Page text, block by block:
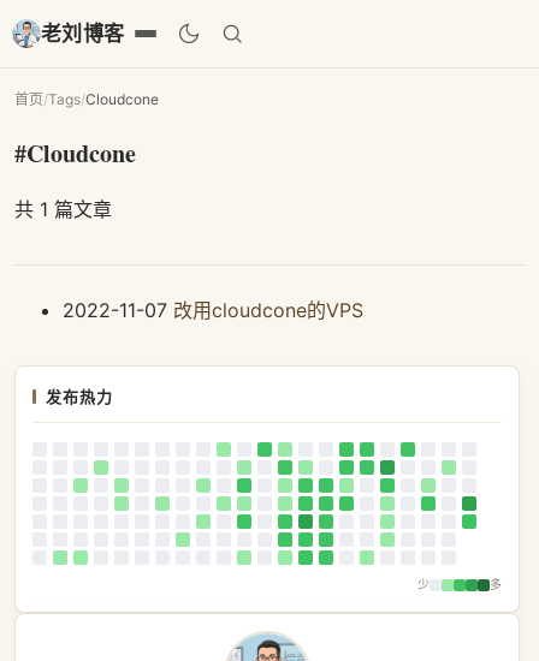
老刘博客
首页/Tags/Cloudcone
#Cloudcone
共 1 篇文章
2022-11-07 改用cloudcone的VPS
发布热力
少 多